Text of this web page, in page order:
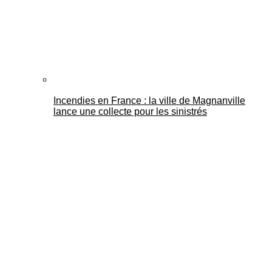
Incendies en France : la ville de Magnanville
lance une collecte pour les sinistrés